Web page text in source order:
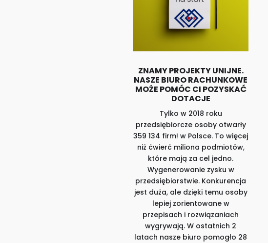
ZNAMY PROJEKTY UNIJNE.
NASZE BIURO RACHUNKOWE
MOŻE POMÓC CI POZYSKAĆ
DOTACJE
Tylko w 2018 roku
przedsiębiorcze osoby otwarły
359 134 firm! w Polsce. To więcej
niż ćwierć miliona podmiotów,
które mają za cel jedno.
Wygenerowanie zysku w
przedsiębiorstwie. Konkurencja
jest duża, ale dzięki temu osoby
lepiej zorientowane w
przepisach i rozwiązaniach
wygrywają. W ostatnich 2
latach nasze biuro pomogło 28